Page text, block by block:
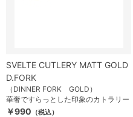
SVELTE CUTLERY MATT GOLD
D.FORK
（DINNER FORK GOLD）
華奢ですらっとした印象のカトラリー
￥990 （税込）